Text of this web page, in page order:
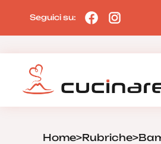
Seguici su:
Home>Rubriche>